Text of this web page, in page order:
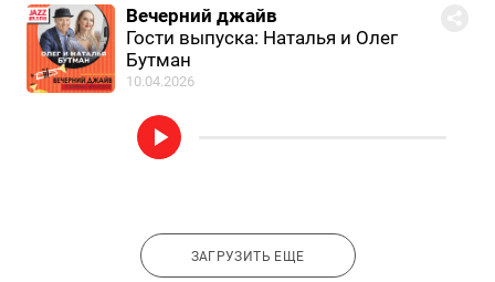
Вечерний джайв
Гости выпуска: Наталья и Олег
Бутман
10.04.2026
ЗАГРУЗИТЬ ЕЩЕ